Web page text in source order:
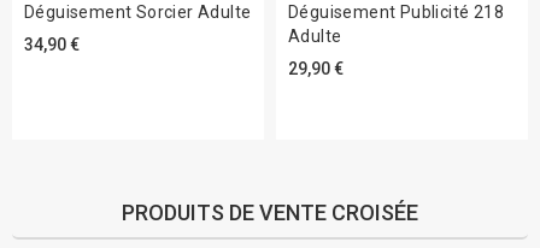
Déguisement Sorcier Adulte
34,90 €
Déguisement Publicité 218
Adulte
29,90 €
PRODUITS DE VENTE CROISÉE